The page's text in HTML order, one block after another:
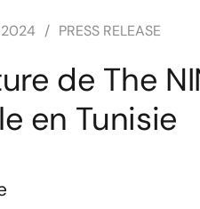
2024 PRESS RELEASE
de The
en Tunisie